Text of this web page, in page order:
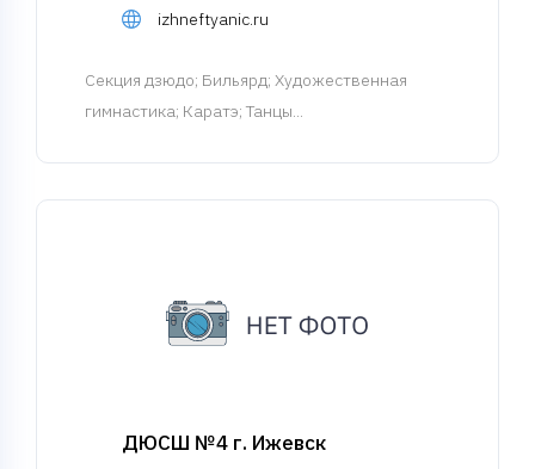
izhneftyanic.ru
Cекция дзюдо; Бильярд; Художественная
гимнастика; Каратэ; Танцы...
ДЮСШ №4 г. Ижевск